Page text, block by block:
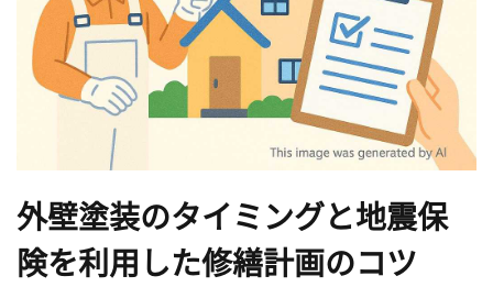
外壁塗装のタイミングと地震保
険を利用した修繕計画のコツ